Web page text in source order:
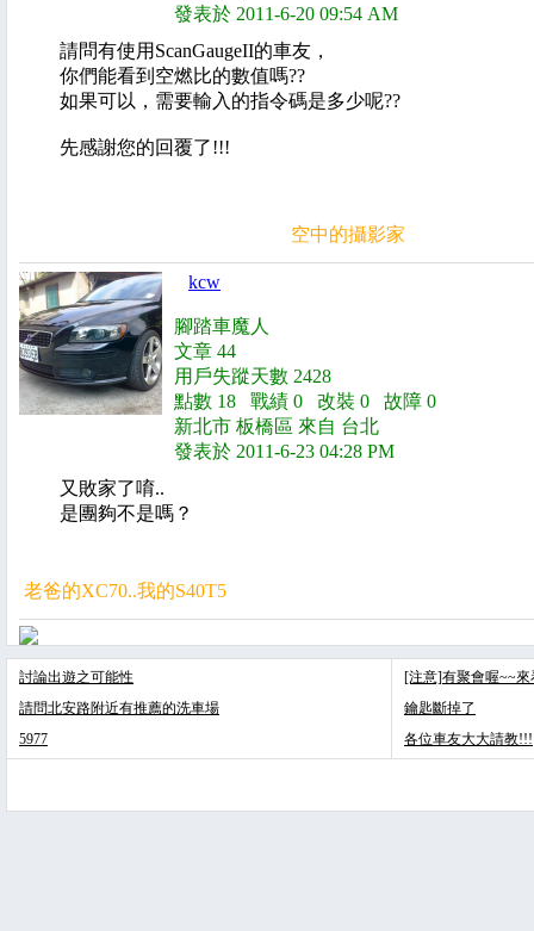
發表於 2011-6-20 09:54 AM
請問有使用ScanGaugeII的車友，
你們能看到空燃比的數值嗎??
如果可以，需要輸入的指令碼是多少呢??
先感謝您的回覆了!!!
空中的攝影家
kcw
腳踏車魔人
文章 44
用戶失蹤天數 2428
點數 18 戰績 0 改裝 0 故障 0
新北市 板橋區 來自 台北
發表於 2011-6-23 04:28 PM
又敗家了唷..
是團夠不是嗎？
老爸的XC70..我的S40T5
討論出遊之可能性
請問北安路附近有推薦的洗車場
5977
[注意]有聚會喔~~來
鑰匙斷掉了
各位車友大大請教!!!